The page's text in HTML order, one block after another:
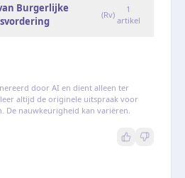
Burgerlijke
(Rv)
1
artikel
door AI en dient alleen ter
altijd de originele uitspraak voor
De nauwkeurigheid kan variëren.